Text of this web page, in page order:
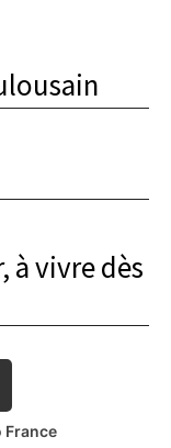
à vivre dès
France